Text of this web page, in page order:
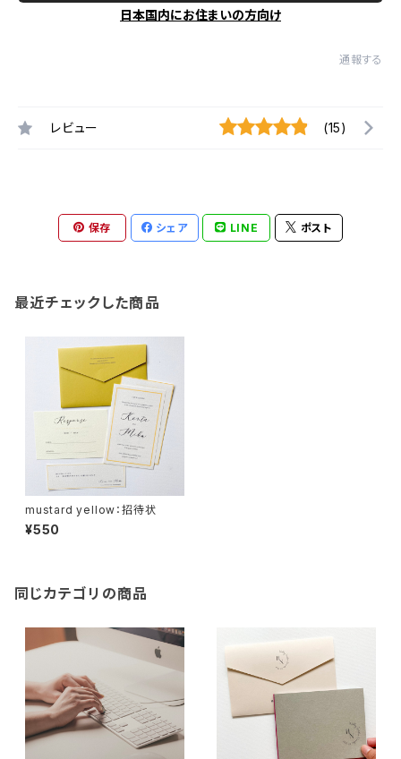
日本国内にお住まいの方向け
通報する
レビュー (15)
保存 シェア LINE ポスト
最近チェックした商品
mustard yellow：招待状
¥550
同じカテゴリの商品